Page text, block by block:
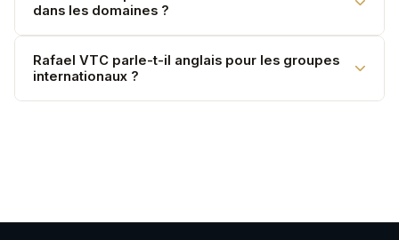
dans les vignobles de Provence.
dans les domaines ?
Oui. La soute de nos véhicules peut accueillir vos
achats en cave.
Rafael VTC parle-t-il anglais pour les groupes
internationaux ?